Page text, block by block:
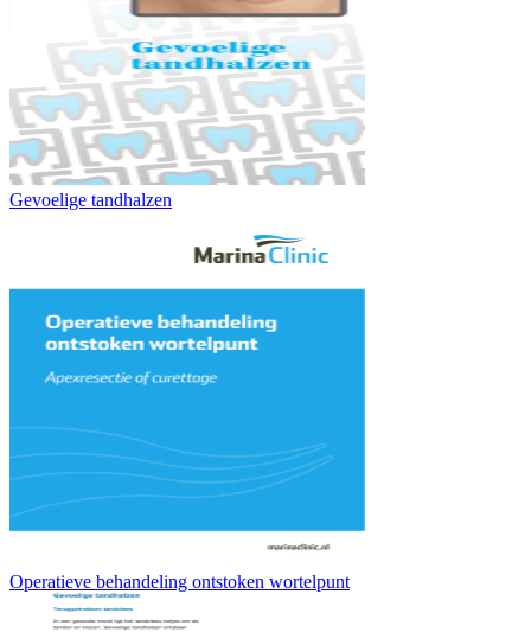
Gevoelige tandhalzen
Operatieve behandeling ontstoken wortelpunt